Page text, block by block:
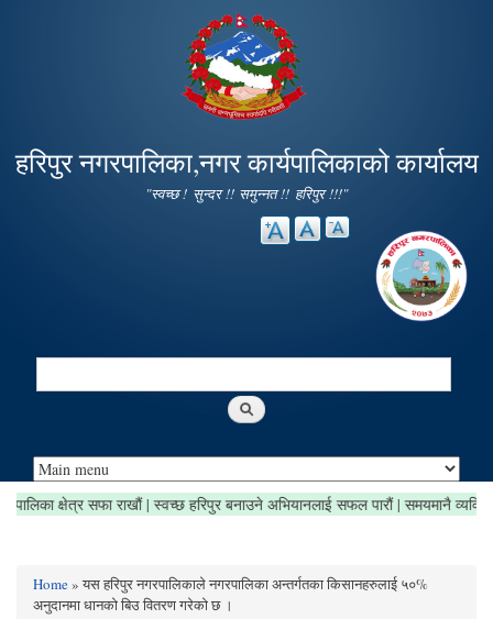
main
content
हरिपुर नगरपालिका,नगर कार्यपालिकाको कार्यालय
"स्वच्छ ! सुन्दर !! समुन्नत !! हरिपुर !!!"
Search
| नगरपालिका क्षेत्र सफा राखौं | स्वच्छ हरिपुर बनाउने अभियानलाई सफल पारौं | समयमानै
You are here
Home» यस हरिपुर नगरपालिकाले नगरपालिका अन्तर्गतका किसानहरुलाई ५०%
अनुदानमा धानको बिउ वितरण गरेको छ ।